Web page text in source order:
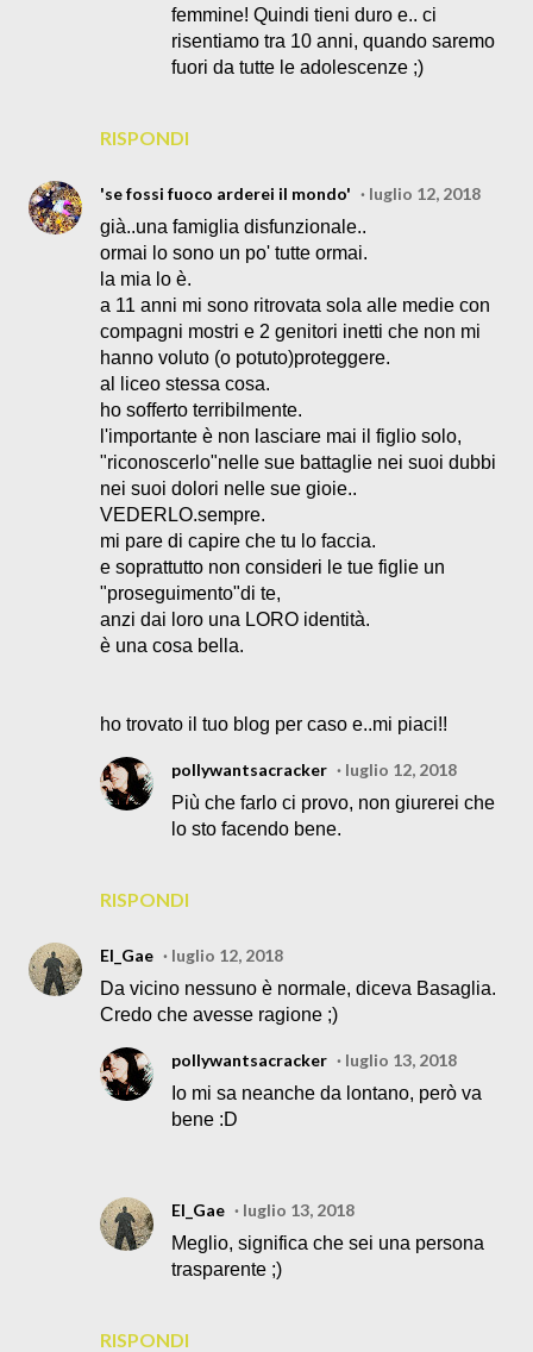
RISPONDI
femmine! Quindi tieni duro e.. ci
risentiamo tra 10 anni, quando saremo
fuori da tutte le adolescenze ;)
'se fossi fuoco arderei il mondo'
luglio 12, 2018
già..una famiglia disfunzionale..
ormai lo sono un po' tutte ormai.
la mia lo è.
a 11 anni mi sono ritrovata sola alle medie con
compagni mostri e 2 genitori inetti che non mi
hanno voluto (o potuto)proteggere.
al liceo stessa cosa.
ho sofferto terribilmente.
l'importante è non lasciare mai il figlio solo,
"riconoscerlo"nelle sue battaglie nei suoi dubbi
nei suoi dolori nelle sue gioie..
VEDERLO.sempre.
mi pare di capire che tu lo faccia.
e soprattutto non consideri le tue figlie un
"proseguimento"di te,
anzi dai loro una LORO identità.
è una cosa bella.
ho trovato il tuo blog per caso e..mi piaci!!
RISPONDI
pollywantsacracker
luglio 12, 2018
Più che farlo ci provo, non giurerei che
lo sto facendo bene.
El_Gae
luglio 12, 2018
Da vicino nessuno è normale, diceva Basaglia.
Credo che avesse ragione ;)
RISPONDI
pollywantsacracker
luglio 13, 2018
Io mi sa neanche da lontano, però va
bene :D
El_Gae
luglio 13, 2018
Meglio, significa che sei una persona
trasparente ;)